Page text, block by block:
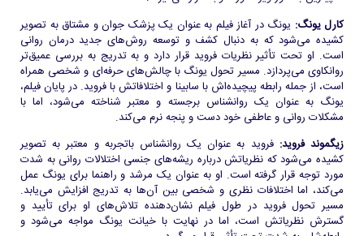
کارل یونگ: یونگ در آغاز فیلم به عنوان یک پزشک جوان و مشتاق به تصویر
کشیده می‌شود که به دنبال کشف و توسعه روش‌های جدید درمان روانی
است. او تحت تأثیر نظریات فروید قرار دارد و به تدریج به بررسی عمیق‌تر
روانکاوی می‌پردازد. مسیر تحول یونگ با چالش‌های حرفه‌ای و شخصی همراه
است، از جمله رابطه پیچیده‌اش با سابینا و اختلافاتش با فروید. در پایان فیلم،
یونگ به عنوان یک روانشناس برجسته و معتبر شناخته می‌شود، اما با
مشکلات روانی و عاطفی خود دست و پنجه نرم می‌کند.
زیگموند فروید: فروید به عنوان یک روانشناس باتجربه و معتبر به تصویر
کشیده می‌شود که نظریاتش درباره ریشه‌های جنسی اختلالات روانی به شدت
مورد توجه قرار گرفته است. او به عنوان یک مرشد و راهنما برای یونگ عمل
می‌کند، اما اختلافات نظری و شخصی بین آن‌ها به تدریج افزایش می‌یابد.
مسیر تحول فروید در طول فیلم نشان‌دهنده تلاش‌های او برای تأیید و
گسترش نظریاتش است، اما در نهایت با خیانت یونگ مواجه می‌شود و